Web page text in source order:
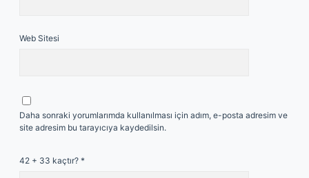
Web Sitesi
Daha sonraki yorumlarımda kullanılması için adım, e-posta adresim ve
site adresim bu tarayıcıya kaydedilsin.
42 + 33 kaçtır? *